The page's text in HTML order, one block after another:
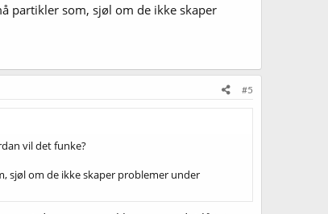
partikler som, sjøl om de ikke skaper
#5
vil det funke?
sjøl om de ikke skaper problemer under